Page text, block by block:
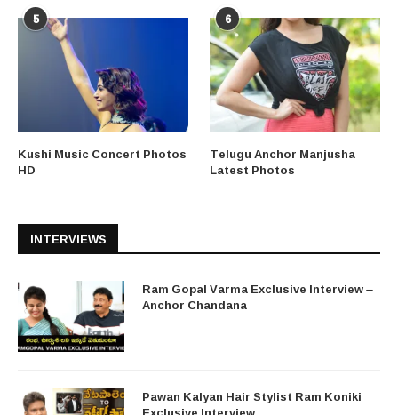
5
Kushi Music Concert Photos
HD
6
Telugu Anchor Manjusha
Latest Photos
INTERVIEWS
Ram Gopal Varma Exclusive Interview –
Anchor Chandana
Pawan Kalyan Hair Stylist Ram Koniki